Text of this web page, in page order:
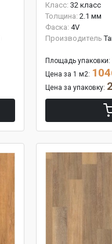
Класс: 32 класс
Толщина: 2.1 мм
Фаска: 4V
Производитель
Площадь упаковки:
Цена за 1 м2:
Цена за упаковку: